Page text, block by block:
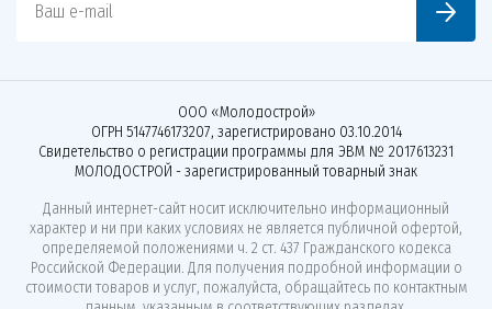
Ваш e-mail
ООО «Молодострой»
ОГРН 5147746173207, зарегистрировано 03.10.2014
Свидетельство о регистрации программы для ЭВМ № 2017613231
МОЛОДОСТРОЙ - зарегистрированный товарный знак
Данный интернет-сайт носит исключительно информационный
характер и ни при каких условиях не является публичной офертой,
определяемой положениями ч. 2 ст. 437 Гражданского кодекса
Российской Федерации. Для получения подробной информации о
стоимости товаров и услуг, пожалуйста, обращайтесь по контактным